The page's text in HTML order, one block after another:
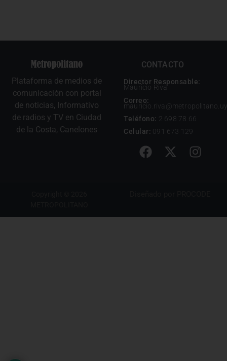
Plataforma de medios de
comunicación con portal
de noticias, Informativo
de radios y TV en Ciudad
de la Costa, Canelones
CONTACTO
Director Responsable:
Mauricio Riva
Correo:
mauricio.riva@metropolitano.uy
Teléfono: 2 698 78 66
Celular: 091 673 129